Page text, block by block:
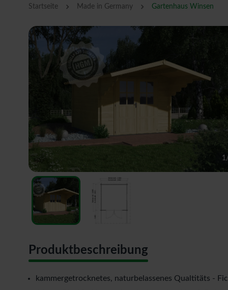
Startseite › Made in Germany › Gartenhaus Winsen
1/
Produktbeschreibung
kammergetrocknetes, naturbelassenes Qualtitäts -